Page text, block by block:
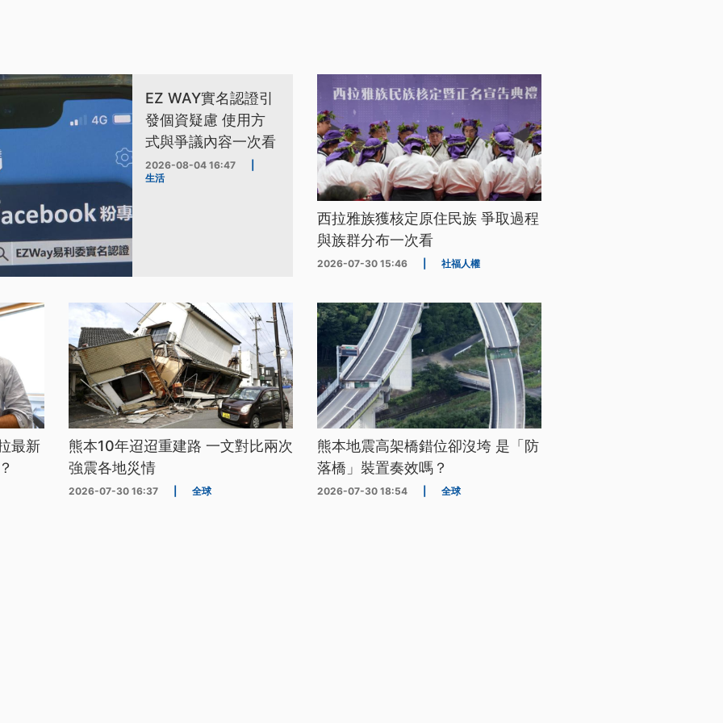
EZ WAY實名認證引
發個資疑慮 使用方
式與爭議內容一次看
2026-08-04 16:47
生活
西拉雅族獲核定原住民族 爭取過程
與族群分布一次看
2026-07-30 15:46 社福人權
最新
熊本10年迢迢重建路 一文對比兩次
強震各地災情
2026-07-30 16:37 全球
熊本地震高架橋錯位卻沒垮 是「防
落橋」裝置奏效嗎？
2026-07-30 18:54 全球